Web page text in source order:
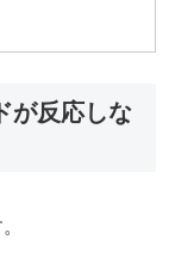
が反応しな